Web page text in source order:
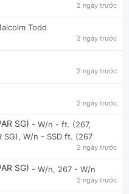
2 ngày trước
Todd
2 ngày trước
2 ngày trước
2 ngày trước
SG) - W/n - ft. (267,
SG), W/n - SSD ft. (267
2 ngày trước
SG) - W/n, 267 - W/n
2 ngày trước